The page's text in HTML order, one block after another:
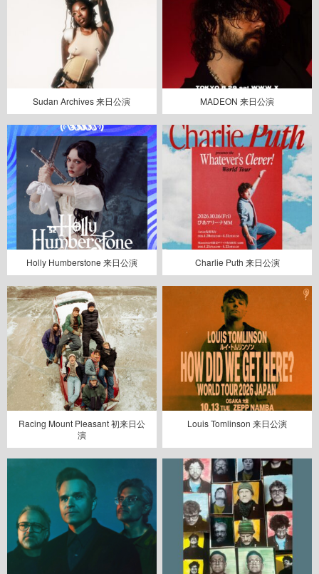
Sudan Archives 来日公演 MADEON 来日公演
Holly Humberstone 来日公演 Charlie Puth 来日公演
Racing Mount Pleasant 初来日公
演
Louis Tomlinson 来日公演